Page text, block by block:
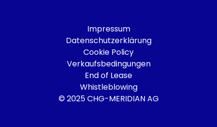
© 2025 CHG-MERIDIAN AG
Impressum
Datenschutzerklärung
Cookie Policy
Verkaufsbedingungen
End of Lease
Whistleblowing